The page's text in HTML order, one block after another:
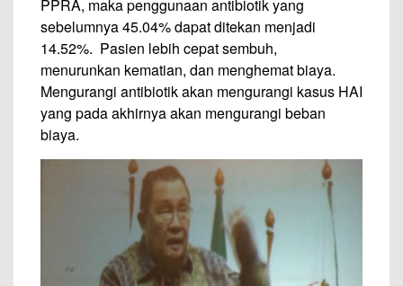
PPRA, maka penggunaan antibiotik yang
sebelumnya 45.04% dapat ditekan menjadi
14.52%. Pasien lebih cepat sembuh,
menurunkan kematian, dan menghemat biaya.
Mengurangi antibiotik akan mengurangi kasus HAI
yang pada akhirnya akan mengurangi beban
biaya.